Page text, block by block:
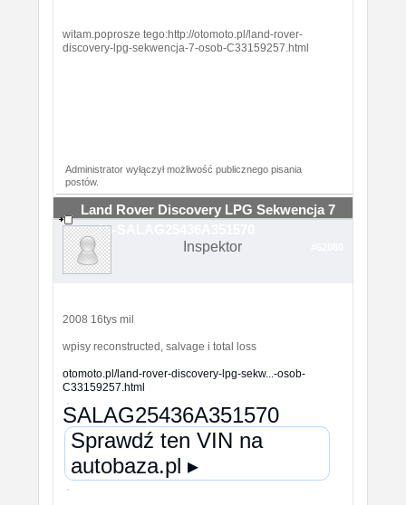
witam.poprosze tego:http://otomoto.pl/land-rover-
discovery-lpg-sekwencja-7-osob-C33159257.html
Administrator wyłączył możliwość publicznego pisania
postów.
Land Rover Discovery LPG Sekwencja 7
osób-SALAG25436A351570
Inspektor
2008 16tys mil
wpisy reconstructed, salvage i total loss
otomoto.pl/land-rover-discovery-lpg-sekw...-osob-
C33159257.html
SALAG25436A351570
Sprawdź ten VIN na
autobaza.pl ▸